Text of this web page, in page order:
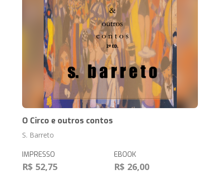
O Circo e outros contos
S. Barreto
IMPRESSO
R$ 52,75
EBOOK
R$ 26,00